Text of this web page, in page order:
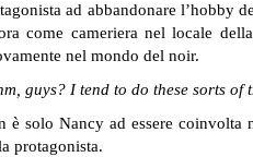
ad abbandonare l’hobby
come cameriera nel locale
nel mondo del noir.
guys? I tend to do these sorts of
è solo Nancy ad essere
protagonista.